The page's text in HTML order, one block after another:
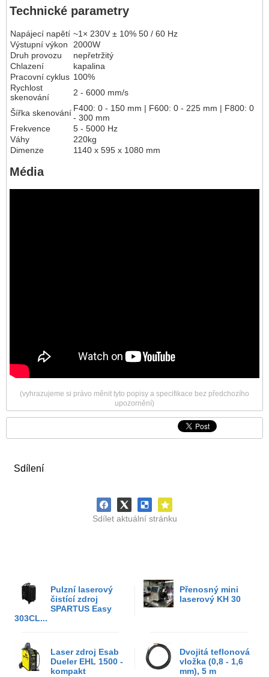
Sdílení
Sdílet aktuální stránku
Pulzní laserový
čistící zdroj
SPARTUS Easy
303CL...
Přenosný mini
laserový KH 30
Laser zdroj Esab
Dueler EHL 1500 -
kompakt
Dvojitá teflonová
vložka (0,8 - 1,6
mm), 5 m
Technické parametry
Napájecí napětí ~1× 230V ± 10% 50 / 60 Hz
Výstupní výkon
2000W
Druh provozu
nepřetržitý
Chlazení
kapalina
Pracovní cyklus 100%
Rychlost
skenování
2 - 6000 mm/s
Šířka skenování F400: 0 - 150 mm | F600: 0 - 225 mm | F800: 0
- 300 mm
Frekvence
5 - 5000 Hz
Váhy
220kg
Dimenze
1140 x 595 x 1080 mm
Média
(vyhrazujeme si právo měnit tyto popisy a specifikace bez předchozího
upozornění)